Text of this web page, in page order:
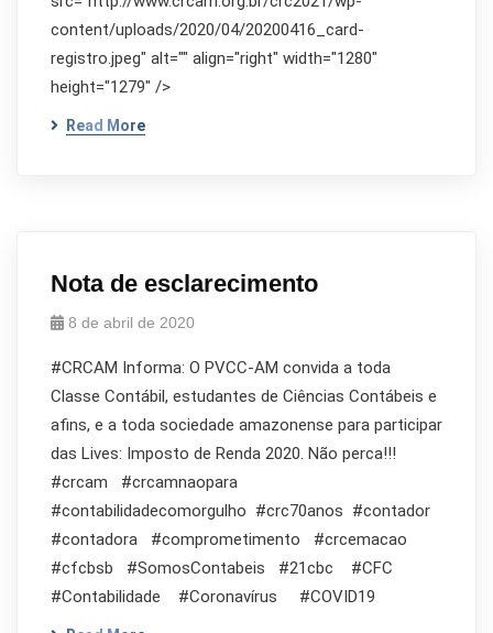
content/uploads/2020/04/20200416_card-
registro.jpeg" alt="" align="right" width="1280"
height="1279" />
Read More
Nota de esclarecimento
8 de abril de 2020
#CRCAM Informa: O PVCC-AM convida a toda
Classe Contábil, estudantes de Ciências Contábeis e
afins, e a toda sociedade amazonense para participar
das Lives: Imposto de Renda 2020. Não perca!!!
#crcam #crcamnaopara
#contabilidadecomorgulho #crc70anos #contador
#contadora #comprometimento #crcemacao
#cfcbsb #SomosContabeis #21cbc #CFC
#Contabilidade #Coronavírus #COVID19